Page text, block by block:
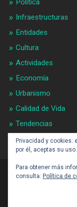
Política
Infraestructuras
Entidades
Cultura
Actividades
Economía
Urbanismo
Calidad de Vida
Tendencias
Gran BCN
CONTACTO:
Privacidad y cookies:
por él, aceptas su uso.
Para obtener más
consulta: Política de